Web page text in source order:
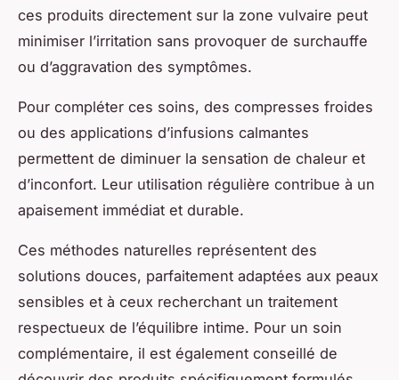
ces produits directement sur la zone vulvaire peut
minimiser l’irritation sans provoquer de surchauffe
ou d’aggravation des symptômes.
Pour compléter ces soins, des compresses froides
ou des applications d’infusions calmantes
permettent de diminuer la sensation de chaleur et
d’inconfort. Leur utilisation régulière contribue à un
apaisement immédiat et durable.
Ces méthodes naturelles représentent des
solutions douces, parfaitement adaptées aux peaux
sensibles et à ceux recherchant un traitement
respectueux de l’équilibre intime. Pour un soin
complémentaire, il est également conseillé de